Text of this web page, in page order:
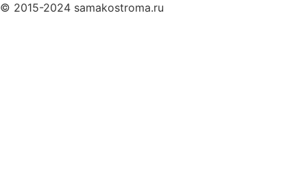
© 2015-2024 samakostroma.ru